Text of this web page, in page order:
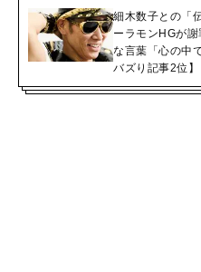
細木数子との「
ーラモンHGが
な言葉「心の中
バズり記事2位】